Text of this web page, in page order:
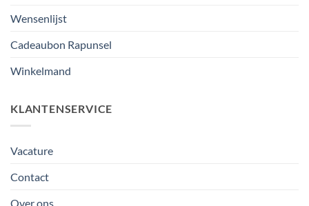
Wensenlijst
Cadeaubon Rapunsel
Winkelmand
KLANTENSERVICE
Vacature
Contact
Over ons